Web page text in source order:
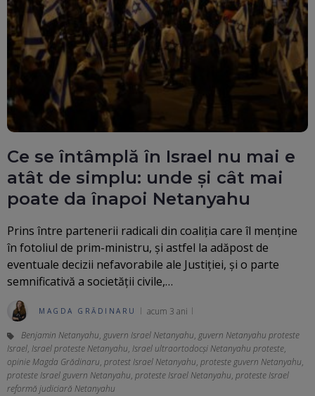
Ce se întâmplă în Israel nu mai e
atât de simplu: unde și cât mai
poate da înapoi Netanyahu
Prins între partenerii radicali din coaliția care îl menține
în fotoliul de prim-ministru, și astfel la adăpost de
eventuale decizii nefavorabile ale Justiției, și o parte
semnificativă a societății civile,…
MAGDA GRĂDINARU acum 3 ani
Benjamin Netanyahu, guvern Israel Netanyahu, guvern Netanyahu proteste
Israel, Israel proteste Netanyahu, Israel ultraortodocși Netanyahu proteste,
opinie Magda Grădinaru, protest Israel Netanyahu, proteste guvern Netanyahu,
proteste Israel guvern Netanyahu, proteste Israel Netanyahu, proteste Israel
reformă judiciară Netanyahu